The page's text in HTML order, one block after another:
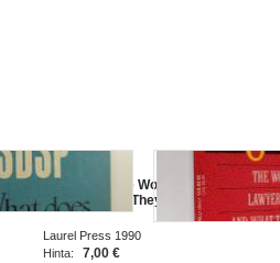
Legalese - The Words Lawyers
Use and what They Mean
Laurel Press 1990
Hinta:
7,00 €